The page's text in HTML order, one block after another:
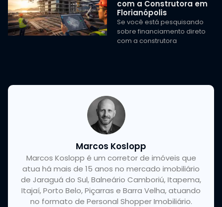
com a Construtora em
Florianópolis
Se você está pesquisando
sobre financiamento direto
com a construtora
Marcos Koslopp
Marcos Koslopp é um corretor de imóveis que
atua há mais de 15 anos no mercado imobiliário
de Jaraguá do Sul, Balneário Camboriú, Itapema,
Itajaí, Porto Belo, Piçarras e Barra Velha, atuando
no formato de Personal Shopper Imobiliário.